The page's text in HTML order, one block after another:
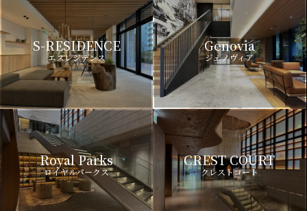
S-RESIDENCE
エスレジデンス
Genovia
ジェノヴィア
Royal Parks
ロイヤルパークス
CREST COURT
クレストコート